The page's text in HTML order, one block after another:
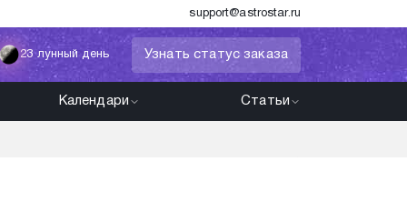
support@astrostar.ru
23 лунный день Узнать статус заказа
Календари Статьи